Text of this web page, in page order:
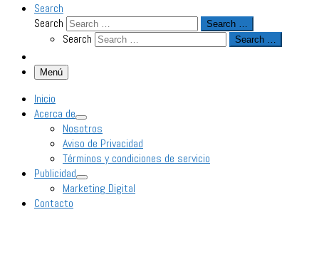
Search
Search
Search …
Search Search …
Menú
Inicio
Acerca de
Nosotros
Aviso de Privacidad
Términos y condiciones de servicio
Publicidad
Marketing Digital
Contacto